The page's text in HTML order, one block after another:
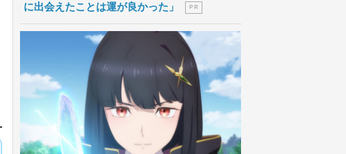
に出会えたことは運が良かった」
P R